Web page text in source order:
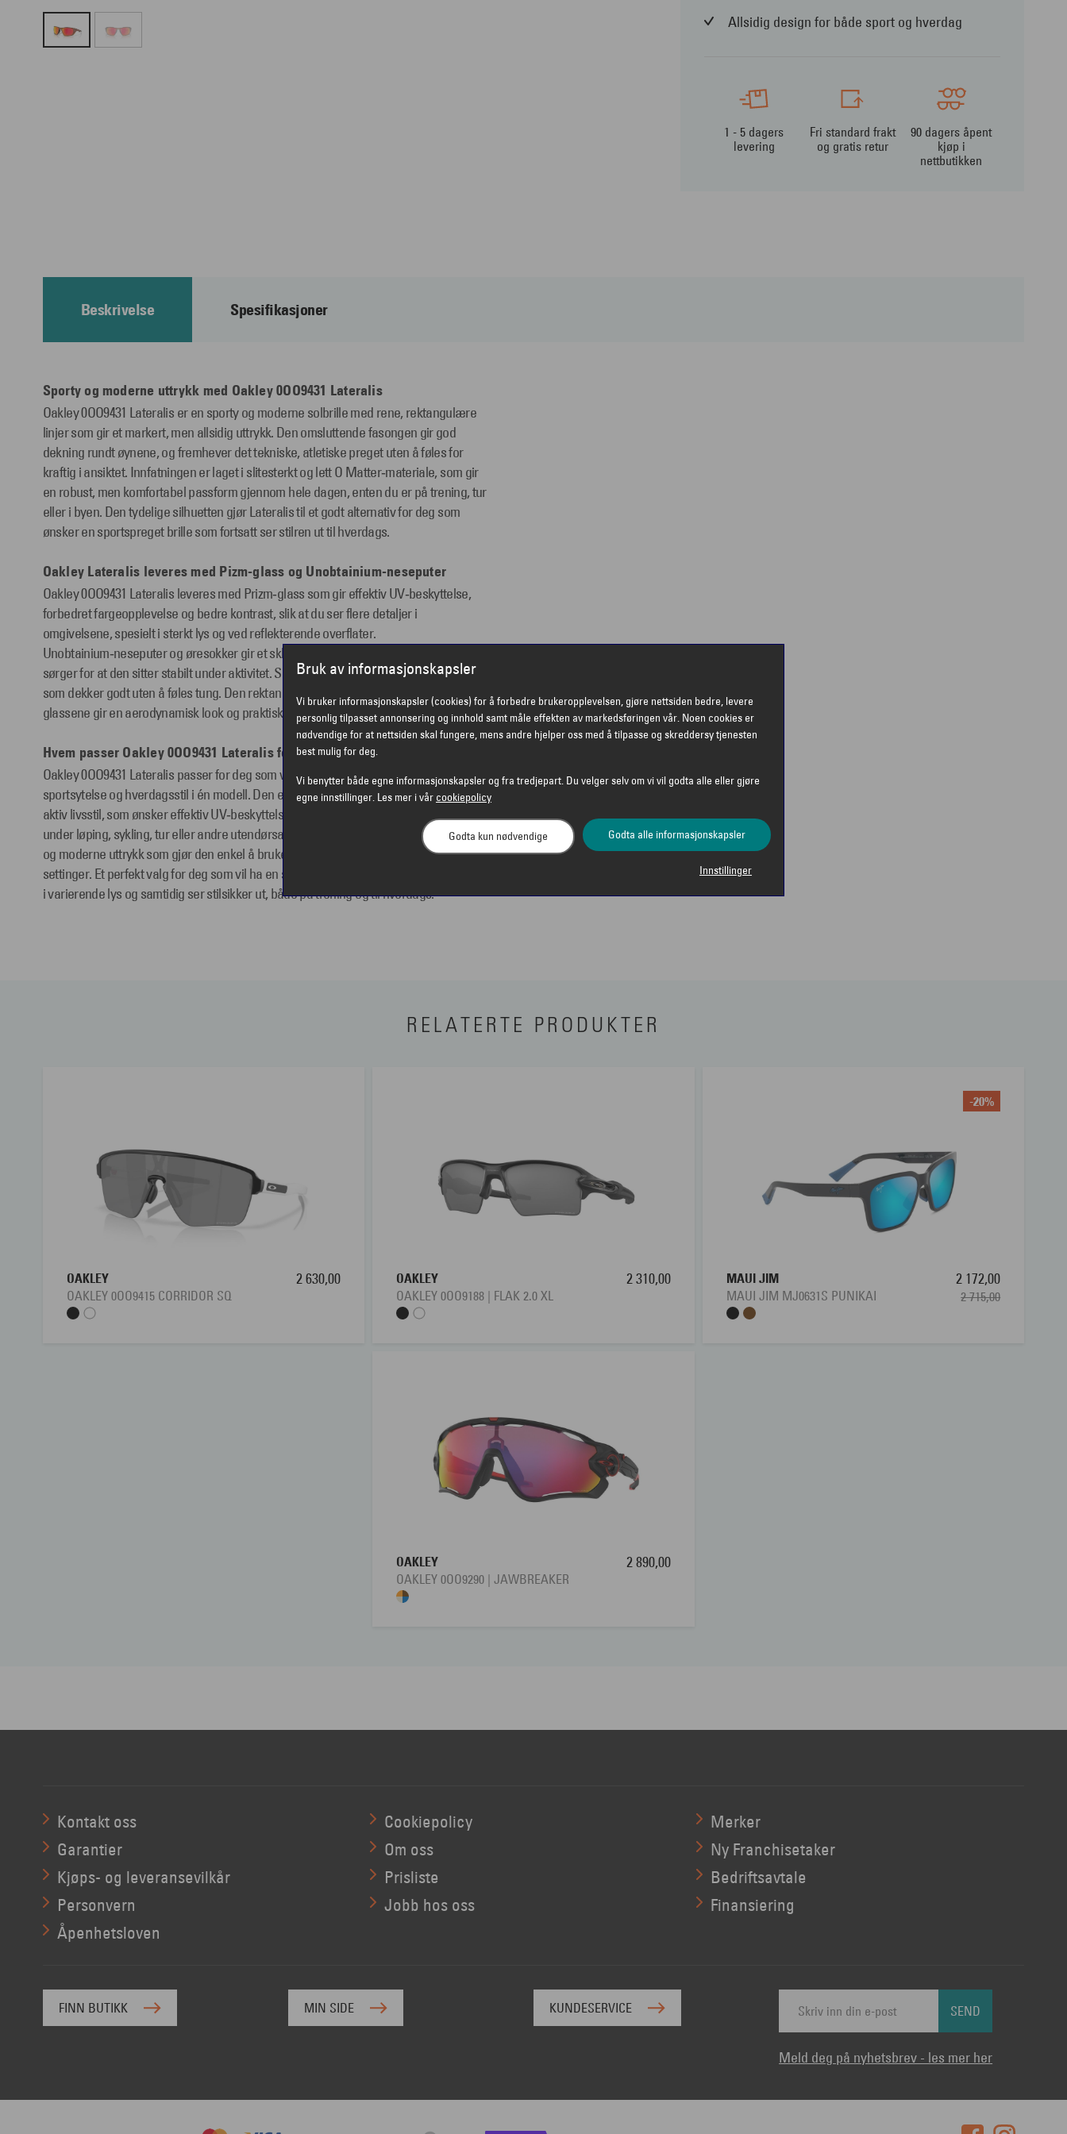
Allsidig design for både sport og hverdag
1 - 5 dagers
levering
Fri standard frakt
og gratis retur
90 dagers åpent
kjøp i
nettbutikken
Beskrivelse Spesifikasjoner
Sporty og moderne uttrykk med Oakley 0OO9431 Lateralis
Oakley 0OO9431 Lateralis er en sporty og moderne solbrille med rene, rektangulære
linjer som gir et markert, men allsidig uttrykk. Den omsluttende fasongen gir god
dekning rundt øynene, og fremhever det tekniske, atletiske preget uten å føles for
kraftig i ansiktet. Innfatningen er laget i slitesterkt og lett O Matter‑materiale, som gir
en robust, men komfortabel passform gjennom hele dagen, enten du er på trening, tur
eller i byen. Den tydelige silhuetten gjør Lateralis til et godt alternativ for deg som
ønsker en sportspreget brille som fortsatt ser stilren ut til hverdags.
Oakley Lateralis leveres med Pizm-glass og Unobtainium-neseputer
Oakley 0OO9431 Lateralis leveres med Prizm‑glass som gir effektiv UV‑beskyttelse,
forbedret fargeopplevelse og bedre kontrast, slik at du ser flere detaljer i
omgivelsene, spesielt i sterkt lys og ved reflekterende overflater.
Unobtainium‑neseputer og øresokker gir et sklisikkert grep når brillen blir fuktig, og
sørger for at den sitter stabilt under aktivitet. Sportbrillen er en godt balansert modell
som dekker godt uten å føles tung. Den rektangulære formen og dyptliggende
glassene gir en aerodynamisk look og praktisk skjerming mot sollys fra flere vinkler.
Hvem passer Oakley 0OO9431 Lateralis for?
Oakley 0OO9431 Lateralis passer for deg som vil ha en solbrille som kombinerer
sportsytelse og hverdagsstil i én modell. Den er spesielt godt egnet for herrer med
aktiv livsstil, som ønsker effektiv UV‑beskyttelse, stabil passform og god dekning
under løping, sykling, tur eller andre utendørsaktiviteter. Samtidig har Lateralis et rent
og moderne uttrykk som gjør den enkel å bruke til hverdagsantrekk og avslappede
settinger. Et perfekt valg for deg som vil ha en solbrille som tåler tempo, gir tydelig syn
i varierende lys og samtidig ser stilsikker ut, både på trening og til hverdags.
RELATERTE PRODUKTER
OAKLEY
OAKLEY 0OO9415 CORRIDOR SQ
2 630,00
OAKLEY
OAKLEY 0OO9188 | FLAK 2.0 XL
2 310,00
-20%
MAUI JIM
MAUI JIM MJ0631S PUNIKAI
2 172,00
2 715,00
OAKLEY
OAKLEY 0OO9290 | JAWBREAKER
2 890,00
Kontakt oss
Garantier
Kjøps- og leveransevilkår
Personvern
Åpenhetsloven
Cookiepolicy
Om oss
Prisliste
Jobb hos oss
Merker
Ny Franchisetaker
Bedriftsavtale
Finansiering
FINN BUTIKK MIN SIDE KUNDESERVICE SEND
Meld deg på nyhetsbrev - les mer her
Bruk av informasjonskapsler
Vi bruker informasjonskapsler (cookies) for å forbedre brukeropplevelsen, gjøre nettsiden bedre, levere
personlig tilpasset annonsering og innhold samt måle effekten av markedsføringen vår. Noen cookies er
nødvendige for at nettsiden skal fungere, mens andre hjelper oss med å tilpasse og skreddersy tjenesten
best mulig for deg.
Vi benytter både egne informasjonskapsler og fra tredjepart. Du velger selv om vi vil godta alle eller gjøre
egne innstillinger. Les mer i vår cookiepolicy
Godta alle informasjonskapsler
Godta kun nødvendige
Innstillinger